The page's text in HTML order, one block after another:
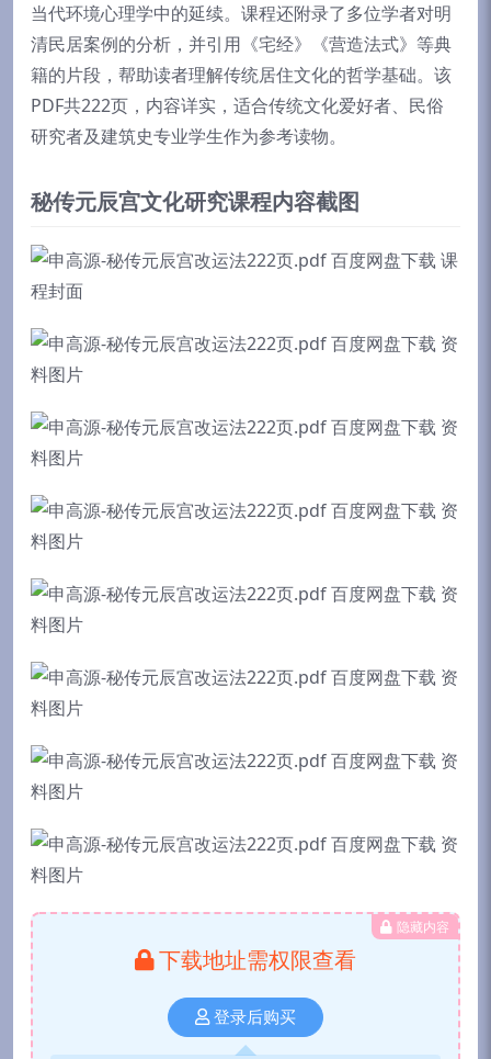
当代环境心理学中的延续。课程还附录了多位学者对明
清民居案例的分析，并引用《宅经》《营造法式》等典
籍的片段，帮助读者理解传统居住文化的哲学基础。该
PDF共222页，内容详实，适合传统文化爱好者、民俗
研究者及建筑史专业学生作为参考读物。
秘传元辰宫文化研究课程内容截图
隐藏内容
下载地址需权限查看
登录后购买